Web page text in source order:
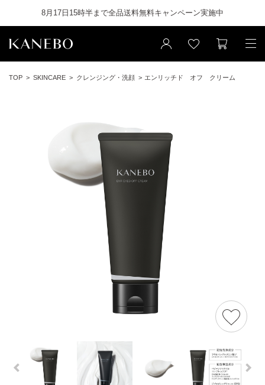
8月17日15時半まで全品送料無料キャンペーン実施中
TOP SKINCARE クレンジング・洗顔 エンリッチド オフ クリーム